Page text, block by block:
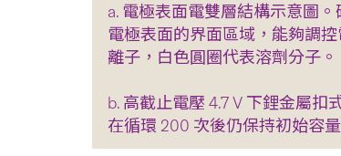
a. 電極表面電雙層結構示意圖
電極表面的界面區域，能夠調
離子，白色圓圈代表溶劑分子。
b. 高截止電壓 4.7 V 下鋰金屬
在循環 200 次後仍保持初始容